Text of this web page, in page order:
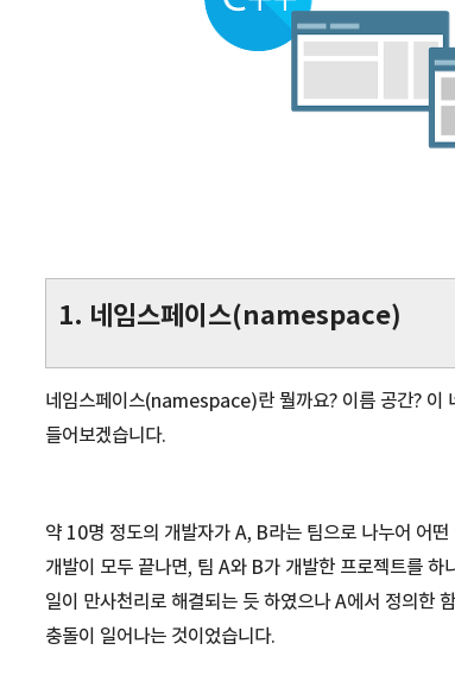
1. 네임스페이스(namespace)
네임스페이스(namespace)란 뭘까요? 이름 공간? 이
들어보겠습니다.
약 10명 정도의 개발자가 A, B라는 팀으로 나누어 어
개발이 모두 끝나면, 팀 A와 B가 개발한 프로젝트를
일이 만사천리로 해결되는 듯 하였으나 A에서 정의한
충돌이 일어나는 것이었습니다.